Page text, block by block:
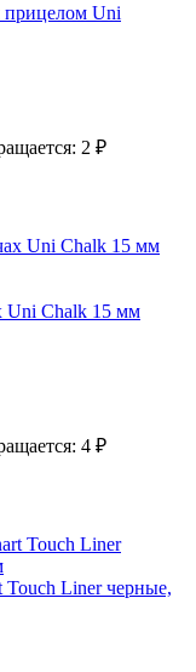
прицелом Uni
2 ₽
Uni Chalk 15 мм
4 ₽
Liner черные,